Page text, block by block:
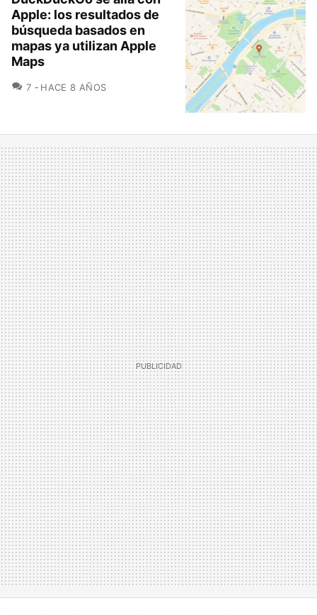
Apple: los resultados de
búsqueda basados en
mapas ya utilizan Apple
Maps
7 COMENTARIOS
HACE 8 AÑOS